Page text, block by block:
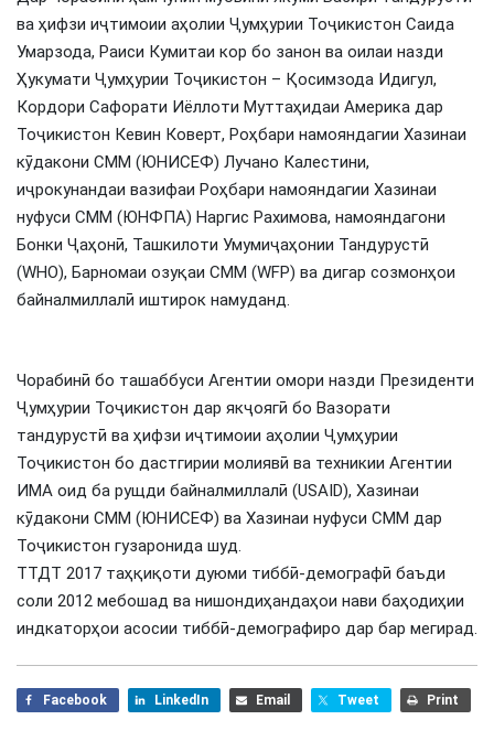
ва ҳифзи иҷтимоии аҳолии Ҷумҳурии Тоҷикистон Саида
Умарзода, Раиси Кумитаи кор бо занон ва оилаи назди
Ҳукумати Ҷумҳурии Тоҷикистон – Қосимзода Идигул,
Кордори Сафорати Иёллоти Муттаҳидаи Америка дар
Тоҷикистон Кевин Коверт, Роҳбари намояндагии Хазинаи
кӯдакони СММ (ЮНИСЕФ) Лучано Калестини,
иҷрокунандаи вазифаи Роҳбари намояндагии Хазинаи
нуфуси СММ (ЮНФПА) Наргис Рахимова, намояндагони
Бонки Ҷаҳонӣ, Ташкилоти Умумиҷаҳонии Тандурустӣ
(WHO), Барномаи озуқаи СММ (WFP) ва дигар созмонҳои
байналмиллалӣ иштирок намуданд.
Чорабинӣ бо ташаббуси Агентии омори назди Президенти
Ҷумҳурии Тоҷикистон дар якҷоягӣ бо Вазорати
тандурустӣ ва ҳифзи иҷтимоии аҳолии Ҷумҳурии
Тоҷикистон бо дастгирии молиявӣ ва техникии Агентии
ИМА оид ба рущди байналмиллалӣ (USAID), Хазинаи
кӯдакони СММ (ЮНИСЕФ) ва Хазинаи нуфуси СММ дар
Тоҷикистон гузаронида шуд.
ТТДТ 2017 таҳқиқоти дуюми тиббӣ-демографӣ баъди
соли 2012 мебошад ва нишондиҳандаҳои нави баҳодиҳии
индкаторҳои асосии тиббӣ-демографиро дар бар мегирад.
Facebook LinkedIn Email Tweet Print